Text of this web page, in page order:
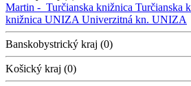
Martin - Turčianska knižnica Turčianska
knižnica UNIZA Univerzitná kn. UNIZA
Banskobystrický kraj (0)
Košický kraj (0)